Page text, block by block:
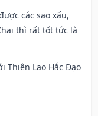
các sao xấu,
thì rất tốt tức là
Thiên Lao Hắc Đạo